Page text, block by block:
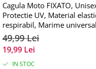
Cagula Moto FIXATO,
Protectie UV, Material
respirabil, Marime
Alba
49,99 Lei
19,99 Lei
IN STOC